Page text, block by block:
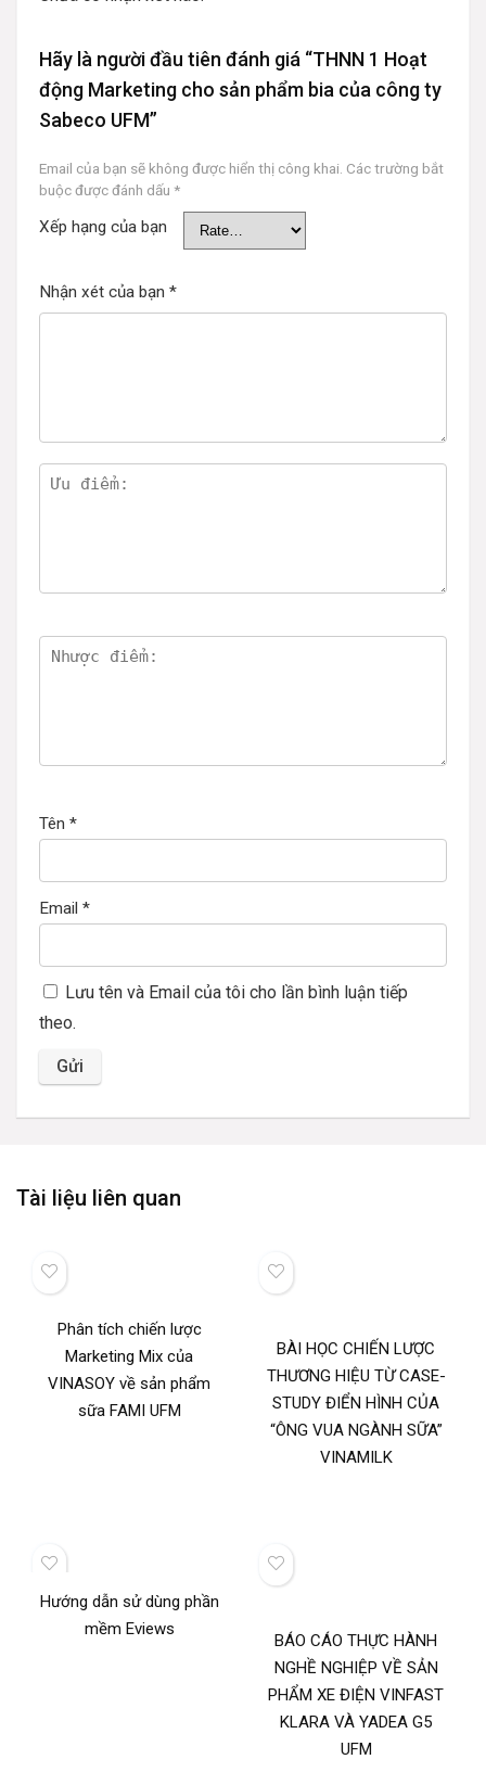
Hãy là người đầu tiên đánh giá “THNN 1 Hoạt
động Marketing cho sản phẩm bia của công ty
Sabeco UFM”
Email của bạn sẽ không được hiển thị công khai. Các trường bắt
buộc được đánh dấu *
Xếp hạng của bạn
Nhận xét của bạn *
Tên *
Email *
Lưu tên và Email của tôi cho lần bình luận tiếp
theo.
Tài liệu liên quan
Phân tích chiến lược
Marketing Mix của
VINASOY về sản phẩm
sữa FAMI UFM
BÀI HỌC CHIẾN LƯỢC
THƯƠNG HIỆU TỪ CASE-
STUDY ĐIỂN HÌNH CỦA
“ÔNG VUA NGÀNH SỮA”
VINAMILK
Hướng dẫn sử dùng phần
mềm Eviews
BÁO CÁO THỰC HÀNH
NGHỀ NGHIỆP VỀ SẢN
PHẨM XE ĐIỆN VINFAST
KLARA VÀ YADEA G5
UFM